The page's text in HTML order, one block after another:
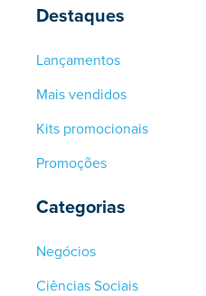
Destaques
Lançamentos
Mais vendidos
Kits promocionais
Promoções
Categorias
Negócios
Ciências Sociais